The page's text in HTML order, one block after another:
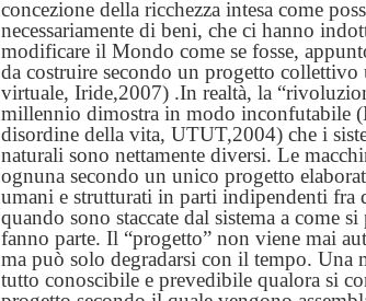
concezione della ricchezza intesa come
necessariamente di beni, che ci hanno
modificare il Mondo come se fosse,
da costruire secondo un progetto
virtuale, Iride,2007) .In realtà, la
millennio dimostra in modo inconfutabile
disordine della vita, UTUT,2004) che i
naturali sono nettamente diversi. Le
ognuna secondo un unico progetto
umani e strutturati in parti indipendenti fra
quando sono staccate dal sistema a come
fanno parte. Il “progetto” non viene mai
ma può solo degradarsi con il tempo. Una
tutto conoscibile e prevedibile qualora si